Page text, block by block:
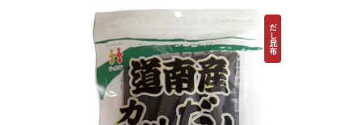
だし昆布